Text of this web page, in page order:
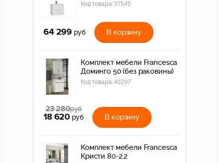
Код товара:37545
64 299 руб В корзину
Комплект мебели Francesca
Доминго 50 (без раковины)
Код товара:40297
23 280руб
18 620 руб В корзину
Комплект мебели Francesca
Кристи 80-2.2